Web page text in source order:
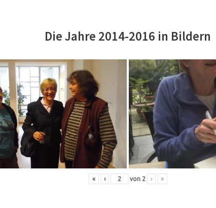
Die Jahre 2014-2016 in Bildern
« ‹ von 2 › »